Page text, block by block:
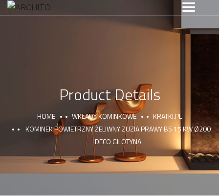
Product Details
HOME WKŁADY KOMINKOWE
KRATKI.PL
KOMINEK POWIETRZNY ŻELIWNY ZUZIA PRAWY BS 15 KW Ø200
DECO GILOTYNA